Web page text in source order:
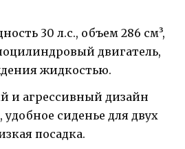
30 л.с., объем 286 см³,
двигатель,
жидкостью.
и агрессивный дизайн
удобное сиденье для двух
посадка.